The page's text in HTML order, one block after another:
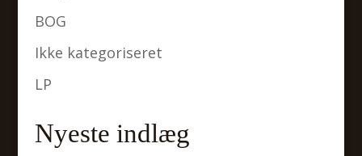
BOG
Ikke kategoriseret
LP
Nyeste indlæg